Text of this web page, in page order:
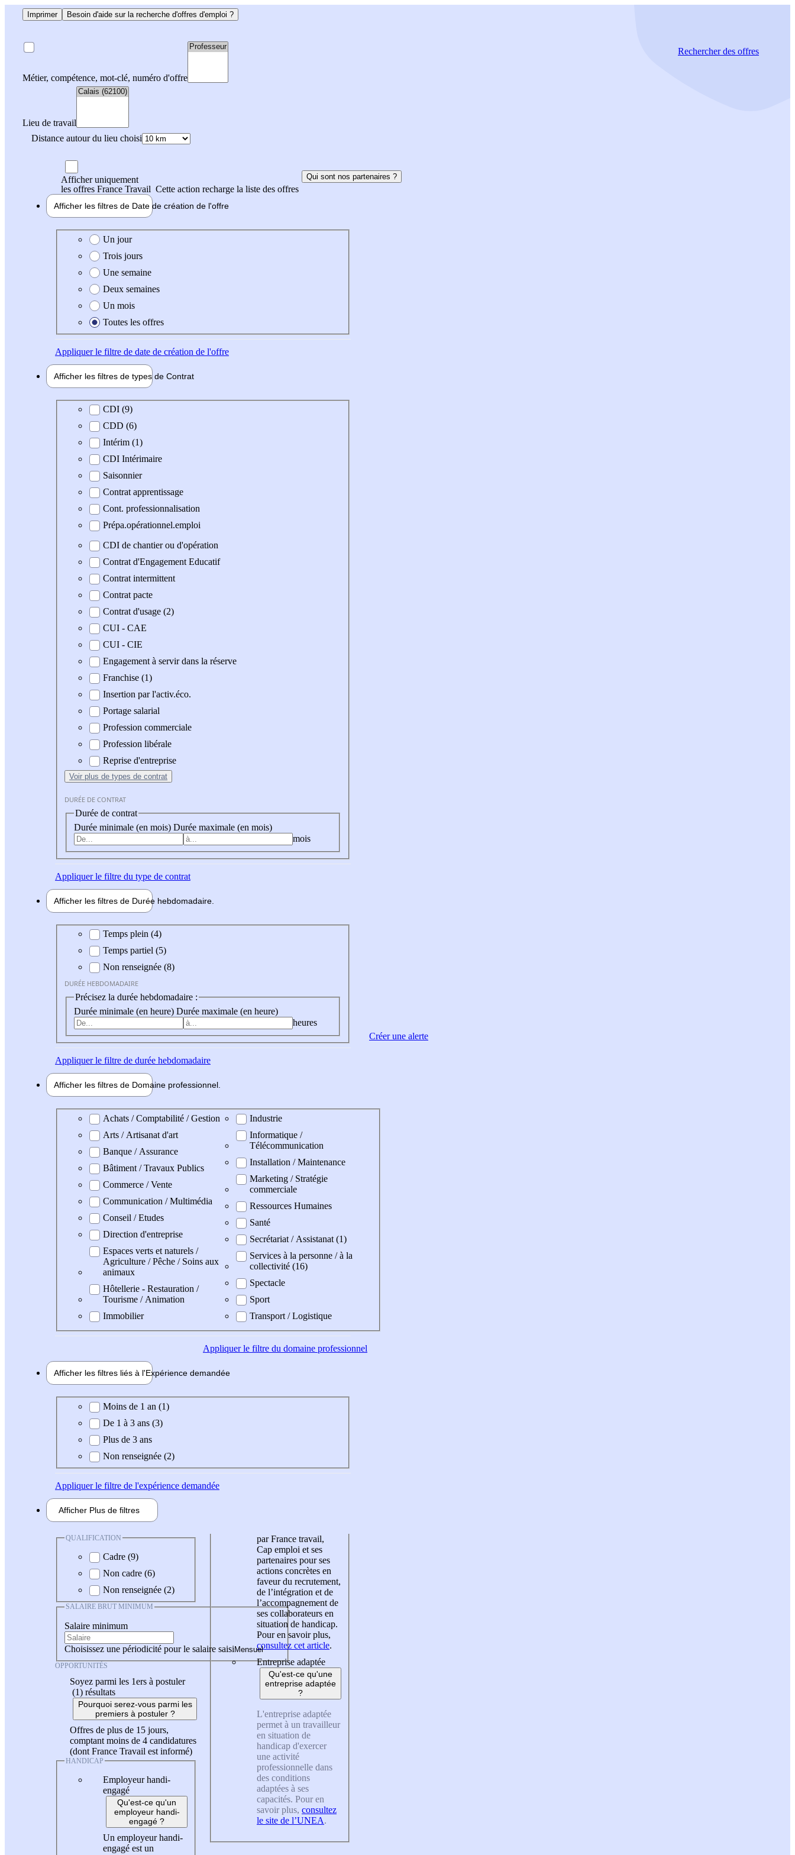
Imprimer Besoin d'aide sur la recherche d'offres d'emploi ?
Métier, compétence, mot-clé, numéro d'offre
Lieu de travail
Distance autour du lieu choisi
Rechercherdes offres
Afficher uniquement
les offres France Travail Cette action recharge la liste des offres
Qui sont nos partenaires ?
Afficher les filtres de Date de création de l'offre
Date de création de l'offre
Un jour
Trois jours
Une semaine
Deux semaines
Un mois
Toutes les offres
Appliquerle filtre de date de création de l'offre
Afficher les filtres de types de Contrat
Type de contrat
CDI (9)
CDD (6)
Intérim (1)
CDI Intérimaire
Saisonnier
Contrat apprentissage
Cont. professionnalisation
Prépa.opérationnel.emploi
CDI de chantier ou d'opération
Contrat d'Engagement Educatif
Contrat intermittent
Contrat pacte
Contrat d'usage (2)
CUI - CAE
CUI - CIE
Engagement à servir dans la réserve
Franchise (1)
Insertion par l'activ.éco.
Portage salarial
Profession commerciale
Profession libérale
Reprise d'entreprise
Voir plus de types de contrat
DURÉE DE CONTRAT
Durée de contrat
Durée minimale (en mois) Durée maximale (en mois)
mois
Appliquerle filtre du type de contrat
Afficher les filtres de Durée hebdomadaire
Durée hebdomadaire
Temps plein (4)
Temps partiel (5)
Non renseignée (8)
DURÉE HEBDOMADAIRE
Précisez la durée hebdomadaire :
Durée minimale (en heure) Durée maximale (en heure)
heures
Appliquerle filtre de durée hebdomadaire
Afficher les filtres de Domaine professionnel
Domaine professionel
Achats / Comptabilité / Gestion
Arts / Artisanat d'art
Banque / Assurance
Bâtiment / Travaux Publics
Commerce / Vente
Communication / Multimédia
Conseil / Etudes
Direction d'entreprise
Espaces verts et naturels /
Agriculture / Pêche / Soins aux
animaux
Hôtellerie - Restauration /
Tourisme / Animation
Immobilier
Industrie
Informatique /
Télécommunication
Installation / Maintenance
Marketing / Stratégie
commerciale
Ressources Humaines
Santé
Secrétariat / Assistanat (1)
Services à la personne / à la
collectivité (16)
Spectacle
Sport
Transport / Logistique
Appliquerle filtre du domaine professionnel
Afficher les filtres liés à l'Expérience demandée
Expérience demandée
Moins de 1 an (1)
De 1 à 3 ans (3)
Plus de 3 ans
Non renseignée (2)
Appliquerle filtre de l'expérience demandée
Afficher Plus de filtres
QUALIFICATION
Cadre (9)
Non cadre (6)
Non renseignée (2)
SALAIRE BRUT MINIMUM
Salaire minimum
Choisissez une périodicité pour le salaire saisi
OPPORTUNITÉS
Soyez parmi les 1ers à postuler
(1) résultats
Pourquoi serez-vous parmi les
premiers à postuler ?
Offres de plus de 15 jours,
comptant moins de 4 candidatures
(dont France Travail est informé)
HANDICAP
Employeur handi-
engagé
Qu'est-ce qu'un
employeur handi-
engagé ?
Un employeur handi-
engagé est un
par France travail,
Cap emploi et ses
partenaires pour ses
actions concrètes en
faveur du recrutement,
de l’intégration et de
l’accompagnement de
ses collaborateurs en
situation de handicap.
Pour en savoir plus,
consultez cet article.
Entreprise adaptée
Qu'est-ce qu'une
entreprise adaptée
?
L'entreprise adaptée
permet à un travailleur
en situation de
handicap d'exercer
une activité
professionnelle dans
des conditions
adaptées à ses
capacités. Pour en
savoir plus, consultez
le site de l’UNEA.
Créer une alerte